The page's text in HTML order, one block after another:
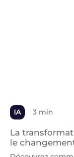
IA 3 min
La
le